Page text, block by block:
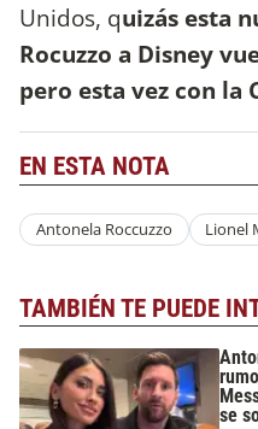
Unidos, quizás esta
Rocuzzo a Disney
pero esta vez con la
EN ESTA NOTA
Antonela Roccuzzo Lionel
TAMBIÉN TE PUEDE
se